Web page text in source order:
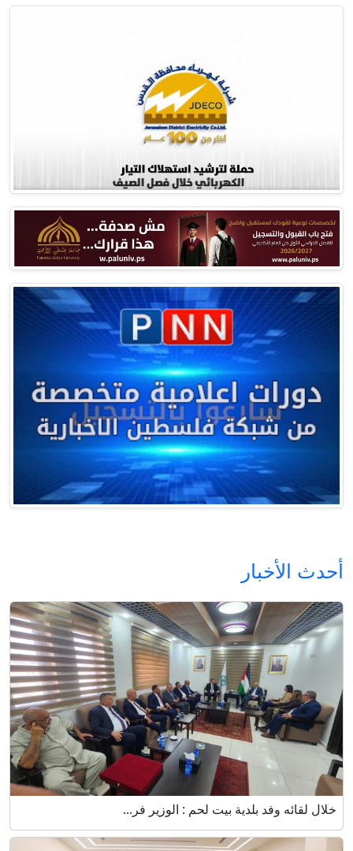
أحدث الأخبار
خلال لقائه وفد بلدية بيت لحم : الوزير فر...